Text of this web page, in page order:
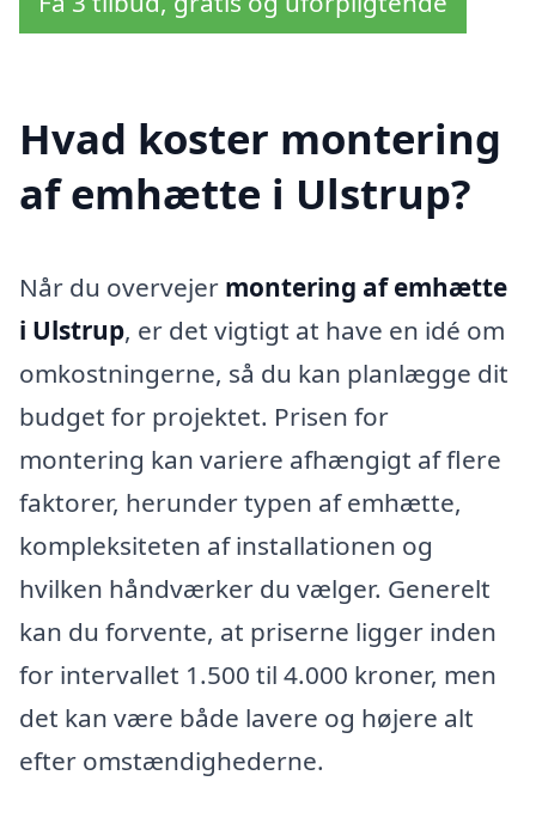
Hvad koster montering
af emhætte i Ulstrup?
Når du overvejer montering af emhætte
i Ulstrup, er det vigtigt at have en idé om
omkostningerne, så du kan planlægge dit
budget for projektet. Prisen for
montering kan variere afhængigt af flere
faktorer, herunder typen af emhætte,
kompleksiteten af installationen og
hvilken håndværker du vælger. Generelt
kan du forvente, at priserne ligger inden
for intervallet 1.500 til 4.000 kroner, men
det kan være både lavere og højere alt
efter omstændighederne.